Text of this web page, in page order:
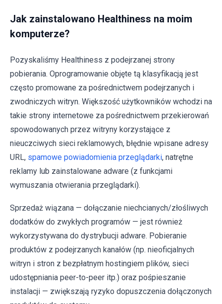
Jak zainstalowano Healthiness na moim
komputerze?
Pozyskaliśmy Healthiness z podejrzanej strony
pobierania. Oprogramowanie objęte tą klasyfikacją jest
często promowane za pośrednictwem podejrzanych i
zwodniczych witryn. Większość użytkowników wchodzi na
takie strony internetowe za pośrednictwem przekierowań
spowodowanych przez witryny korzystające z
nieuczciwych sieci reklamowych, błędnie wpisane adresy
URL, spamowe powiadomienia przeglądarki, natrętne
reklamy lub zainstalowane adware (z funkcjami
wymuszania otwierania przeglądarki).
Sprzedaż wiązana — dołączanie niechcianych/złośliwych
dodatków do zwykłych programów — jest również
wykorzystywana do dystrybucji adware. Pobieranie
produktów z podejrzanych kanałów (np. nieoficjalnych
witryn i stron z bezpłatnym hostingiem plików, sieci
udostępniania peer-to-peer itp.) oraz pośpieszanie
instalacji — zwiększają ryzyko dopuszczenia dołączonych